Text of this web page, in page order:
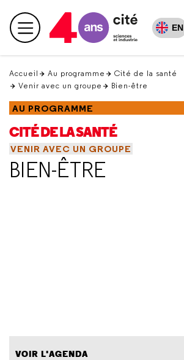
en
haut Menu principal EN
Accueil Au programme
Cité de la santé
Venir avec un groupe
Bien-être
AU PROGRAMME
CITÉ DE LA SANTÉ
VENIR AVEC UN GROUPE
BIEN-ÊTRE
VOIR L'AGENDA